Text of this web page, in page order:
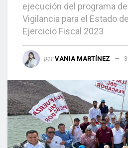
ejecución del programa
Vigilancia para el Estado
Ejercicio Fiscal 2023
por VANIA MARTÍNEZ